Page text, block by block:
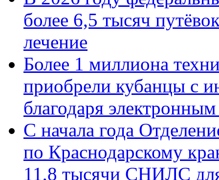
более 6,5 тысяч
лечение
Более 1 миллиона
приобрели кубанцы с
благодаря
С начала года
по Краснодарскому
11,8 тысячи СНИЛС